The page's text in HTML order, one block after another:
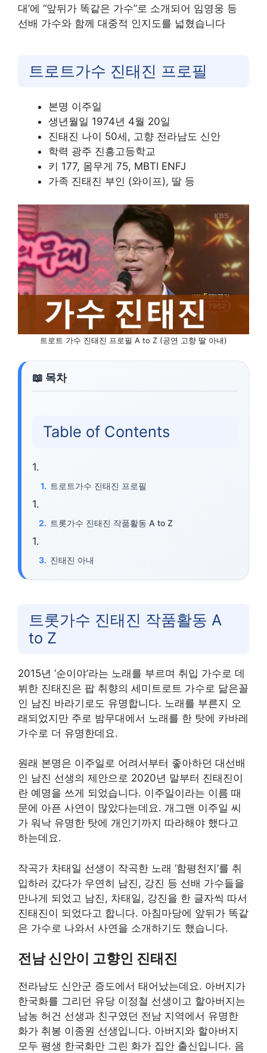
대’에 “앞뒤가 똑같은 가수”로 소개되어 임영웅 등
선배 가수와 함께 대중적 인지도를 넓혔습니다
트로트가수 진태진 프로필
본명 이주일
생년월일 1974년 4월 20일
진태진 나이 50세, 고향 전라남도 신안
학력 광주 진흥고등학교
키 177, 몸무게 75, MBTI ENFJ
가족 진태진 부인 (와이프), 딸 등
트로트 가수 진태진 프로필 A to Z (공연 고향 딸 아내)
Table of Contents
트로트가수 진태진 프로필
트롯가수 진태진 작품활동 A to Z
진태진 아내
트롯가수 진태진 작품활동 A
to Z
2015년 ‘순이야’라는 노래를 부르며 취입 가수로 데
뷔한 진태진은 팝 취향의 세미트로트 가수로 닮은꼴
인 남진 바라기로도 유명합니다. 노래를 부른지 오
래되었지만 주로 밤무대에서 노래를 한 탓에 카바레
가수로 더 유명한데요.
원래 본명은 이주일로 어려서부터 좋아하던 대선배
인 남진 선생의 제안으로 2020년 말부터 진태진이
란 예명을 쓰게 되었습니다. 이주일이라는 이름 때
문에 아픈 사연이 많았다는데요. 개그맨 이주일 씨
가 워낙 유명한 탓에 개인기까지 따라해야 했다고
하는데요.
작곡가 차태일 선생이 작곡한 노래 ‘함평천지’를 취
입하러 갔다가 우연히 남진, 강진 등 선배 가수들을
만나게 되었고 남진, 차태일, 강진을 한 글자씩 따서
진태진이 되었다고 합니다. 아침마당에 앞뒤가 똑같
은 가수로 나와서 사연을 소개하기도 했습니다.
전남 신안이 고향인 진태진
전라남도 신안군 증도에서 태어났는데요. 아버지가
한국화를 그리던 유당 이정철 선생이고 할아버지는
남농 허건 선생과 친구였던 전남 지역에서 유명한
화가 취봉 이종원 선생입니다. 아버지와 할아버지
모두 평생 한국화만 그린 화가 집안 출신입니다. 음